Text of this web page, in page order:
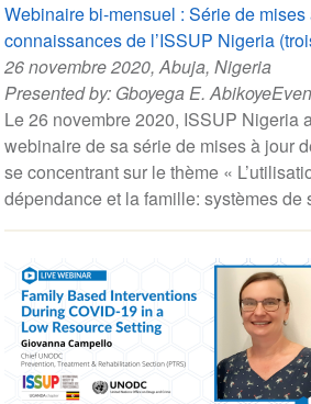
Webinaire bi-mensuel : Série de mises
connaissances de l’ISSUP Nigeria
26 novembre 2020, Abuja, Nigeria
Presented by: Gboyega E. Abikoye
Le 26 novembre 2020, ISSUP Nigeria
webinaire de sa série de mises à jour
se concentrant sur le thème «
dépendance et la famille: systèmes de